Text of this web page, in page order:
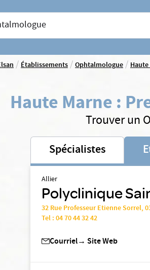
spécialité ou un service
/Établissements/Ophtalmologue/
Haute Marne :
Trouver un
Spécialistes
Allier
Polyclinique
32 Rue Professeur Etienne Sorrel,
Tel :04 70 44 32 42
Courriel→ Site Web